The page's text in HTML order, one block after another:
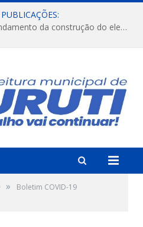
Visita técnica acompanha andamento da construção do elevado na comunidade Diamantino, região do Miri.
»
Boletim COVID-19